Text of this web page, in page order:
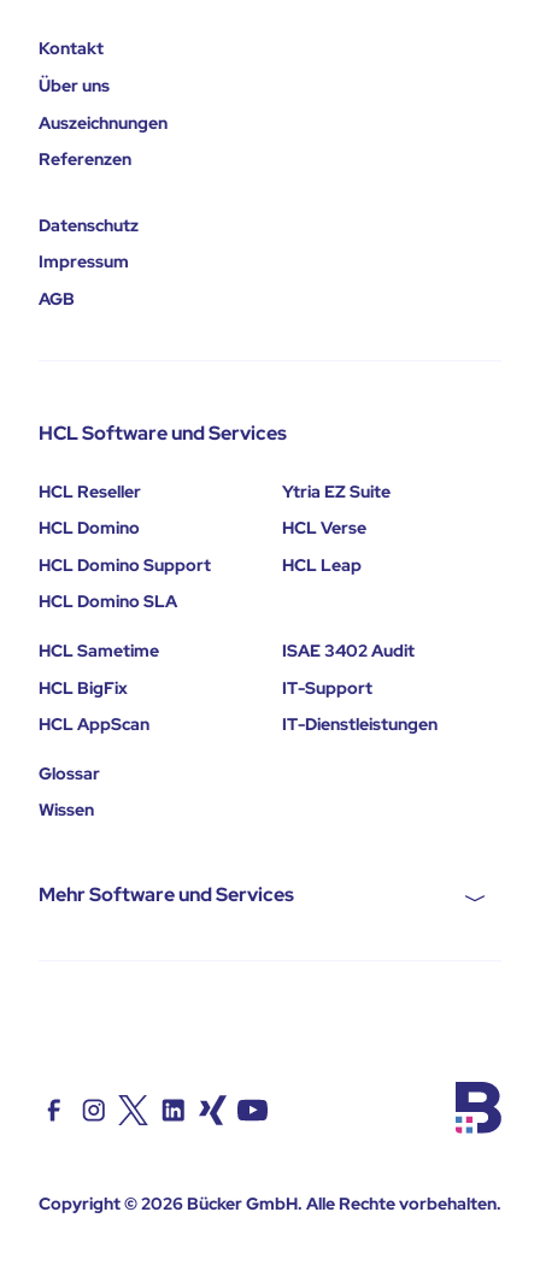
Kontakt
Über uns
Auszeichnungen
Referenzen
Datenschutz
Impressum
AGB
HCL Software und Services
HCL Reseller
HCL Domino
HCL Domino Support
HCL Domino SLA
Ytria EZ Suite
HCL Verse
HCL Leap
HCL Sametime
HCL BigFix
HCL AppScan
ISAE 3402 Audit
IT-Support
IT-Dienstleistungen
Glossar
Wissen
Mehr Software und Services
Copyright © 2026Bücker GmbH. Alle Rechte vorbehalten.